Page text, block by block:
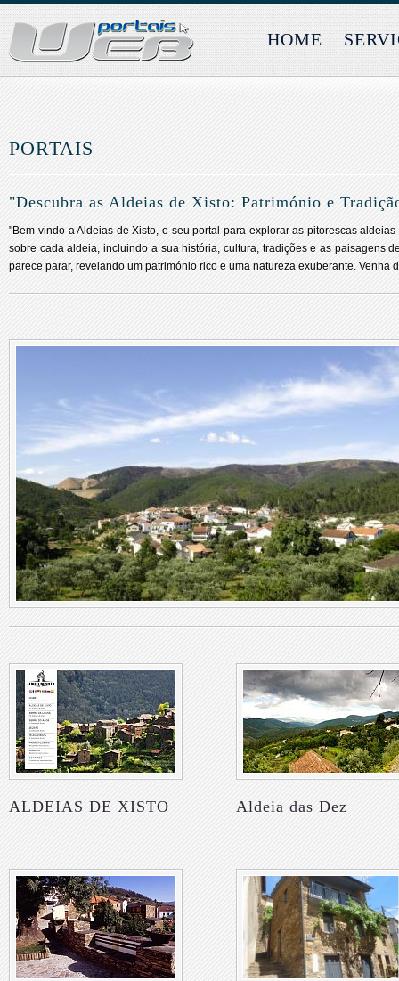
HOME
PORTAIS
"Descubra as Aldeias de Xisto: Património e
"Bem-vindo a Aldeias de Xisto, o seu portal para explorar as pitorescas
sobre cada aldeia, incluindo a sua história, cultura, tradições e as paisagens
parece parar, revelando um património rico e uma natureza exuberante.
ALDEIAS DE XISTO Aldeia das Dez